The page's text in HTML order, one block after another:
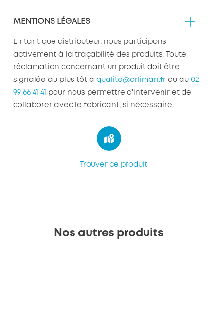
MENTIONS LÉGALES
En tant que distributeur, nous participons
activement à la traçabilité des produits. Toute
réclamation concernant un produit doit être
signalée au plus tôt à qualite@orliman.frou au 02
99 66 41 41
pour nous permettre d'intervenir et de
collaborer avec le fabricant, si nécessaire.
Trouver ce produit
Nos autres produits